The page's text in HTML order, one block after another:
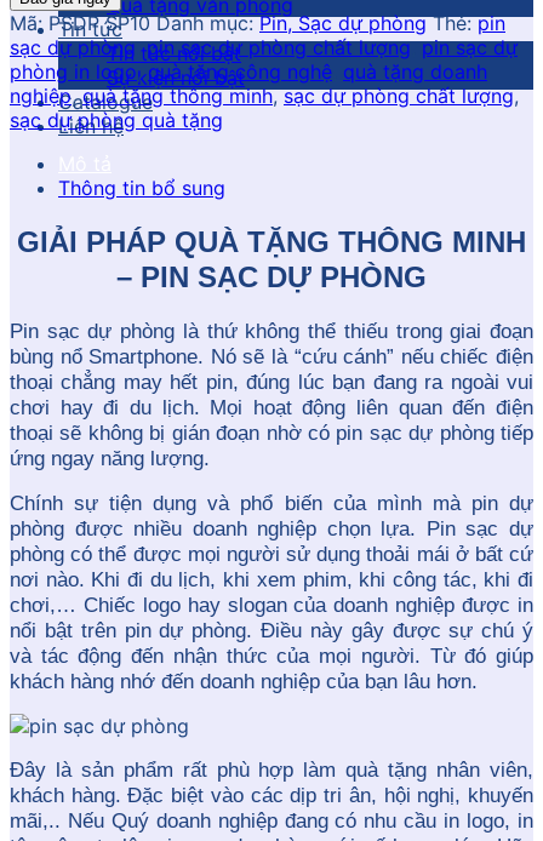
Quà tặng văn phòng
Tin tức
Tin tức nổi bật
Sự kiện nổi bật
Catalogue
Liên hệ
Mã: PSDP SP10 Danh mục:Pin, Sạc dự phòng Thẻ:pin
sạc dự phòng,pin sạc dự phòng chất lượng,pin sạc dự
phòng in logo,quà tặng công nghệ quà tặng doanh
nghiệp,quà tặng thông minh,sạc dự phòng chất lượng,
sạc dự phòng quà tặng
Thông tin bổ sung
GIẢI PHÁP QUÀ TẶNG THÔNG MINH
– PIN SẠC DỰ PHÒNG
Pin sạc dự phòng là thứ không thể thiếu trong giai đoạn
bùng nổ Smartphone. Nó sẽ là “cứu cánh” nếu chiếc điện
thoại chẳng may hết pin, đúng lúc bạn đang ra ngoài vui
chơi hay đi du lịch. Mọi hoạt động liên quan đến điện
thoại sẽ không bị gián đoạn nhờ có pin sạc dự phòng tiếp
ứng ngay năng lượng.
Chính sự tiện dụng và phổ biến của mình mà pin dự
phòng được nhiều doanh nghiệp chọn lựa. Pin sạc dự
phòng có thể được mọi người sử dụng thoải mái ở bất cứ
nơi nào. Khi đi du lịch, khi xem phim, khi công tác, khi đi
chơi,… Chiếc logo hay slogan của doanh nghiệp được in
nổi bật trên pin dự phòng. Điều này gây được sự chú ý
và tác động đến nhận thức của mọi người. Từ đó giúp
khách hàng nhớ đến doanh nghiệp của bạn lâu hơn.
Đây là sản phẩm rất phù hợp làm quà tặng nhân viên,
khách hàng. Đặc biệt vào các dịp tri ân, hội nghị, khuyến
mãi,.. Nếu Quý doanh nghiệp đang có nhu cầu in logo, in